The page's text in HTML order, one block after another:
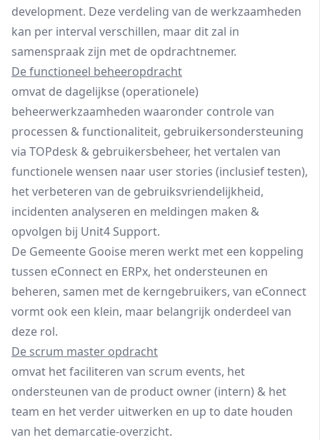
development. Deze verdeling van de werkzaamheden
kan per interval verschillen, maar dit zal in
samenspraak zijn met de opdrachtnemer.
De functioneel beheeropdracht
omvat de dagelijkse (operationele)
beheerwerkzaamheden waaronder controle van
processen & functionaliteit, gebruikersondersteuning
via TOPdesk & gebruikersbeheer, het vertalen van
functionele wensen naar user stories (inclusief testen),
het verbeteren van de gebruiksvriendelijkheid,
incidenten analyseren en meldingen maken &
opvolgen bij Unit4 Support.
De Gemeente Gooise meren werkt met een koppeling
tussen eConnect en ERPx, het ondersteunen en
beheren, samen met de kerngebruikers, van eConnect
vormt ook een klein, maar belangrijk onderdeel van
deze rol.
De scrum master opdracht
omvat het faciliteren van scrum events, het
ondersteunen van de product owner (intern) & het
team en het verder uitwerken en up to date houden
van het demarcatie-overzicht.